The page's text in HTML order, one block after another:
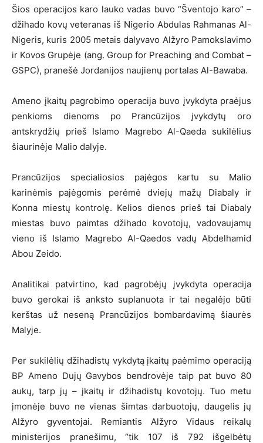
Šios operacijos karo lauko vadas buvo “Šventojo karo” –
džihado kovų veteranas iš Nigerio Abdulas Rahmanas Al-
Nigeris, kuris 2005 metais dalyvavo Alžyro Pamokslavimo
ir Kovos Grupėje (ang. Group for Preaching and Combat –
GSPC), pranešė Jordanijos naujienų portalas Al-Bawaba.
Ameno įkaitų pagrobimo operacija buvo įvykdyta praėjus
penkioms dienoms po Prancūzijos įvykdytų oro
antskrydžių prieš Islamo Magrebo Al-Qaeda sukilėlius
šiaurinėje Malio dalyje.
Prancūzijos specialiosios pajėgos kartu su Malio
karinėmis pajėgomis perėmė dviejų mažų Diabaly ir
Konna miestų kontrolę. Kelios dienos prieš tai Diabaly
miestas buvo paimtas džihado kovotojų, vadovaujamų
vieno iš Islamo Magrebo Al-Qaedos vadų Abdelhamid
Abou Zeido.
Analitikai patvirtino, kad pagrobėjų įvykdyta operacija
buvo gerokai iš anksto suplanuota ir tai negalėjo būti
kerštas už neseną Prancūzijos bombardavimą šiaurės
Malyje.
Per sukilėlių džihadistų vykdytą įkaitų paėmimo operaciją
BP Ameno Dujų Gavybos bendrovėje taip pat buvo 80
aukų, tarp jų – įkaitų ir džihadistų kovotojų. Tuo metu
įmonėje buvo ne vienas šimtas darbuotojų, daugelis jų
Alžyro gyventojai. Remiantis Alžyro Vidaus reikalų
ministerijos pranešimu, “tik 107 iš 792 išgelbėtų